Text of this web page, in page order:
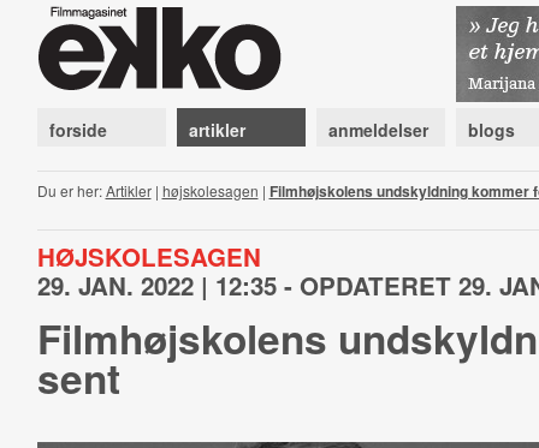
forside artikler anmeldelser blogs
Du er her:Artikler| højskolesagen | Filmhøjskolens undskyldning kommer
HØJSKOLESAGEN
29. JAN. 2022 | 12:35 - OPDATERET 29.
Filmhøjskolens
sent